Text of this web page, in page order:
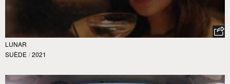
LUNAR
SUÈDE / 2021